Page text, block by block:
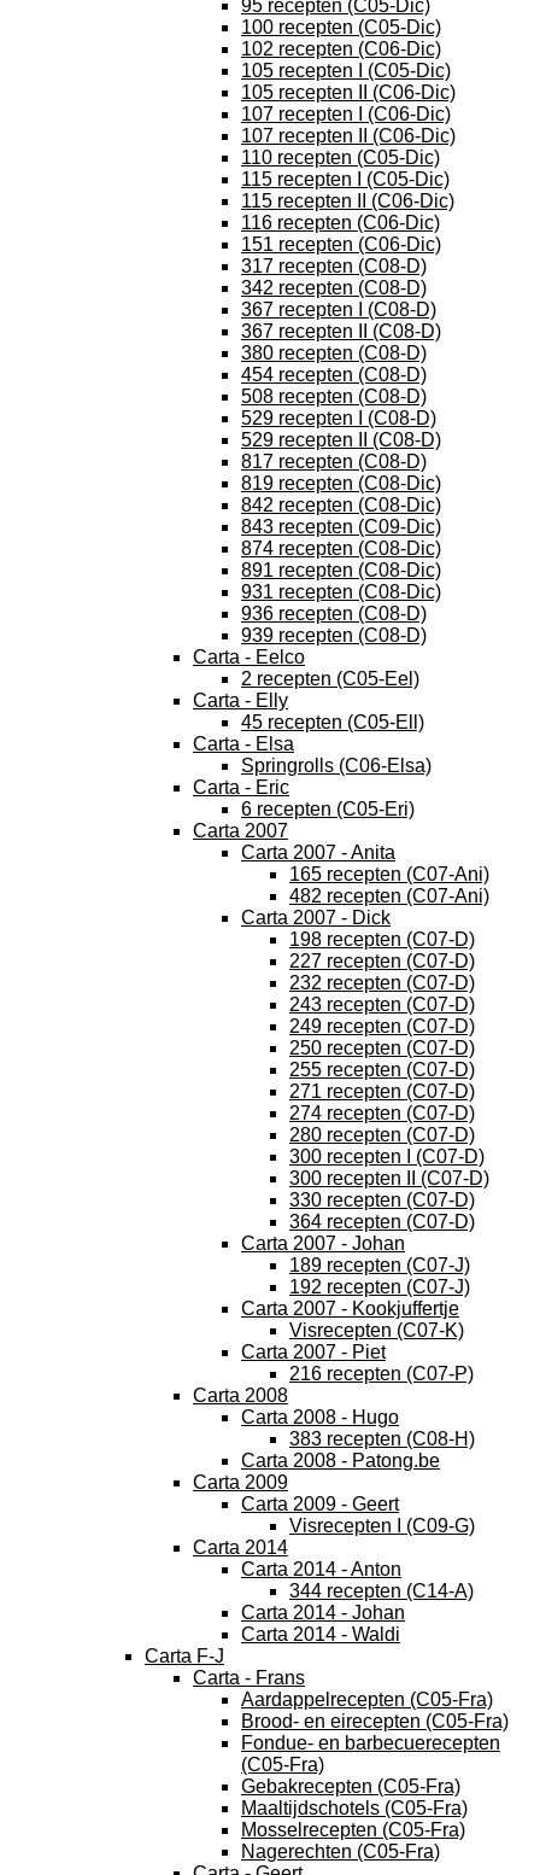
95 recepten (C05-Dic)
100 recepten (C05-Dic)
102 recepten (C06-Dic)
105 recepten I (C05-Dic)
105 recepten II (C06-Dic)
107 recepten I (C06-Dic)
107 recepten II (C06-Dic)
110 recepten (C05-Dic)
115 recepten I (C05-Dic)
115 recepten II (C06-Dic)
116 recepten (C06-Dic)
151 recepten (C06-Dic)
317 recepten (C08-D)
342 recepten (C08-D)
367 recepten I (C08-D)
367 recepten II (C08-D)
380 recepten (C08-D)
454 recepten (C08-D)
508 recepten (C08-D)
529 recepten I (C08-D)
529 recepten II (C08-D)
817 recepten (C08-D)
819 recepten (C08-Dic)
842 recepten (C08-Dic)
843 recepten (C09-Dic)
874 recepten (C08-Dic)
891 recepten (C08-Dic)
931 recepten (C08-Dic)
936 recepten (C08-D)
939 recepten (C08-D)
Carta - Eelco
2 recepten (C05-Eel)
Carta - Elly
45 recepten (C05-Ell)
Carta - Elsa
Springrolls (C06-Elsa)
Carta - Eric
6 recepten (C05-Eri)
Carta 2007
Carta 2007 - Anita
165 recepten (C07-Ani)
482 recepten (C07-Ani)
Carta 2007 - Dick
198 recepten (C07-D)
227 recepten (C07-D)
232 recepten (C07-D)
243 recepten (C07-D)
249 recepten (C07-D)
250 recepten (C07-D)
255 recepten (C07-D)
271 recepten (C07-D)
274 recepten (C07-D)
280 recepten (C07-D)
300 recepten I (C07-D)
300 recepten II (C07-D)
330 recepten (C07-D)
364 recepten (C07-D)
Carta 2007 - Johan
189 recepten (C07-J)
192 recepten (C07-J)
Carta 2007 - Kookjuffertje
Visrecepten (C07-K)
Carta 2007 - Piet
216 recepten (C07-P)
Carta 2008
Carta 2008 - Hugo
383 recepten (C08-H)
Carta 2008 - Patong.be
Carta 2009
Carta 2009 - Geert
Visrecepten I (C09-G)
Carta 2014
Carta 2014 - Anton
344 recepten (C14-A)
Carta 2014 - Johan
Carta 2014 - Waldi
Carta F-J
Carta - Frans
Aardappelrecepten (C05-Fra)
Brood- en eirecepten (C05-Fra)
Fondue- en barbecuerecepten
(C05-Fra)
Gebakrecepten (C05-Fra)
Maaltijdschotels (C05-Fra)
Mosselrecepten (C05-Fra)
Nagerechten (C05-Fra)